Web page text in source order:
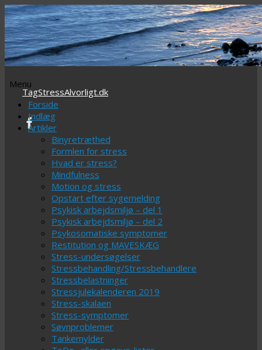
TagStressAlvorligt.dk
Menu
Videre
indhold
Forside
Indlæg
Artikler
Binyretræthed
Formlen for stress
Hvad er stress?
Mindfulness
Motion og stress
Opstart efter sygemelding
Psykisk arbejdsmiljø – del 1
Psykisk arbejdsmiljø – del 2
Psykosomatiske symptomer
Restitution og MAVESKÆG
Stress-undersøgelser
Stressbehandling/Stressbehandlere
Stressbelastninger
Stressjulekalenderen 2019
Stress-skalaen
Stress-symptomer
Søvnproblemer
Tankemylder